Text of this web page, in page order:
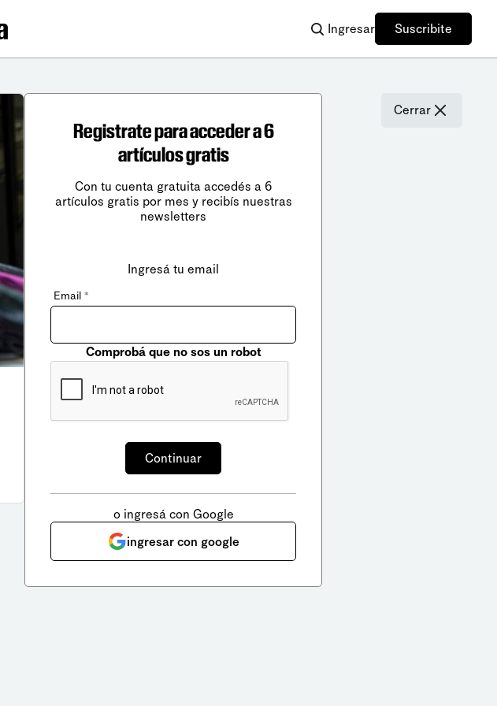
Ingresar Suscribite
Cerrar
Registrate para acceder a 6
artículos gratis
Con tu cuenta gratuita accedés a 6
artículos gratis por mes y recibís nuestras
newsletters
Ingresá tu email
Email *
Comprobá que no sos un robot
o ingresá con Google
ingresar con google